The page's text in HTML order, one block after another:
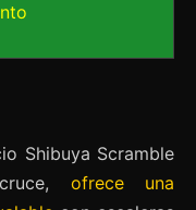
Shibuya Scramble
ofrece una